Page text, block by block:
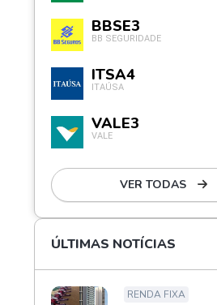
BBSE3
BB SEGURIDADE
ITSA4
ITAÚSA
VALE3
VALE
VER TODAS
ÚLTIMAS NOTÍCIAS
RENDA FIXA